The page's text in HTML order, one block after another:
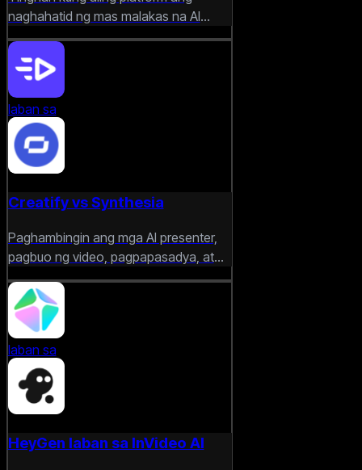
naghahatid ng mas malakas na AI
video creation, mga avatar, at mga
feature sa marketing automation.
laban sa
Creatify vs Synthesia
Paghambingin ang mga AI presenter,
pagbuo ng video, pagpapasadya, at
mga tool sa paglikha ng nilalaman na
nakatuon sa negosyo.
laban sa
HeyGen laban sa InVideo AI